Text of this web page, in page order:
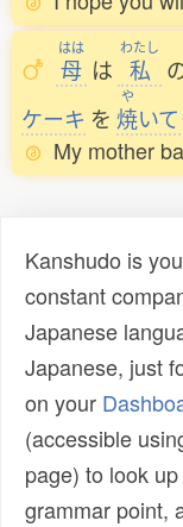
はは
母 は
わたし
私
ケーキ を
や
焼い
My mother
Kanshudo is
constant
Japanese
Japanese, just
on your
(accessible
page) to look
grammar point,